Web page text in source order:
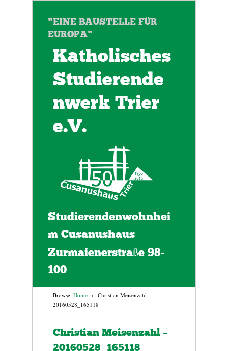
"EINE BAUSTELLE FÜR
EUROPA"
Katholisches
Studierende
nwerk Trier
e.V.
Studierendenwohnhei
m Cusanushaus
Zurmaienerstraße 98-
100
Browse: Home
Christian Meisenzahl –
20160528_165118
Christian Meisenzahl –
20160528_165118